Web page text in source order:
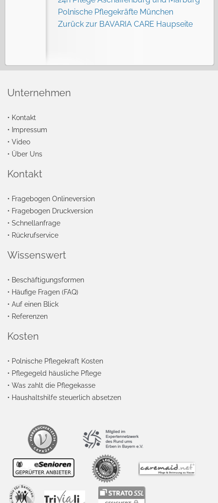
Polnische Pflegekräfte München
Zurück zur BAVARIA CARE Haupseite
Unternehmen
• Kontakt
• Impressum
• Video
• Über Uns
Kontakt
• Fragebogen Onlineversion
• Fragebogen Druckversion
• Schnellanfrage
• Rückrufservice
Wissenswert
• Beschäftigungsformen
• Häufige Fragen (FAQ)
• Auf einen Blick
• Referenzen
Kosten
• Polnische Pflegekraft Kosten
• Pflegegeld häusliche Pflege
• Was zahlt die Pflegekasse
• Haushaltshilfe steuerlich absetzen